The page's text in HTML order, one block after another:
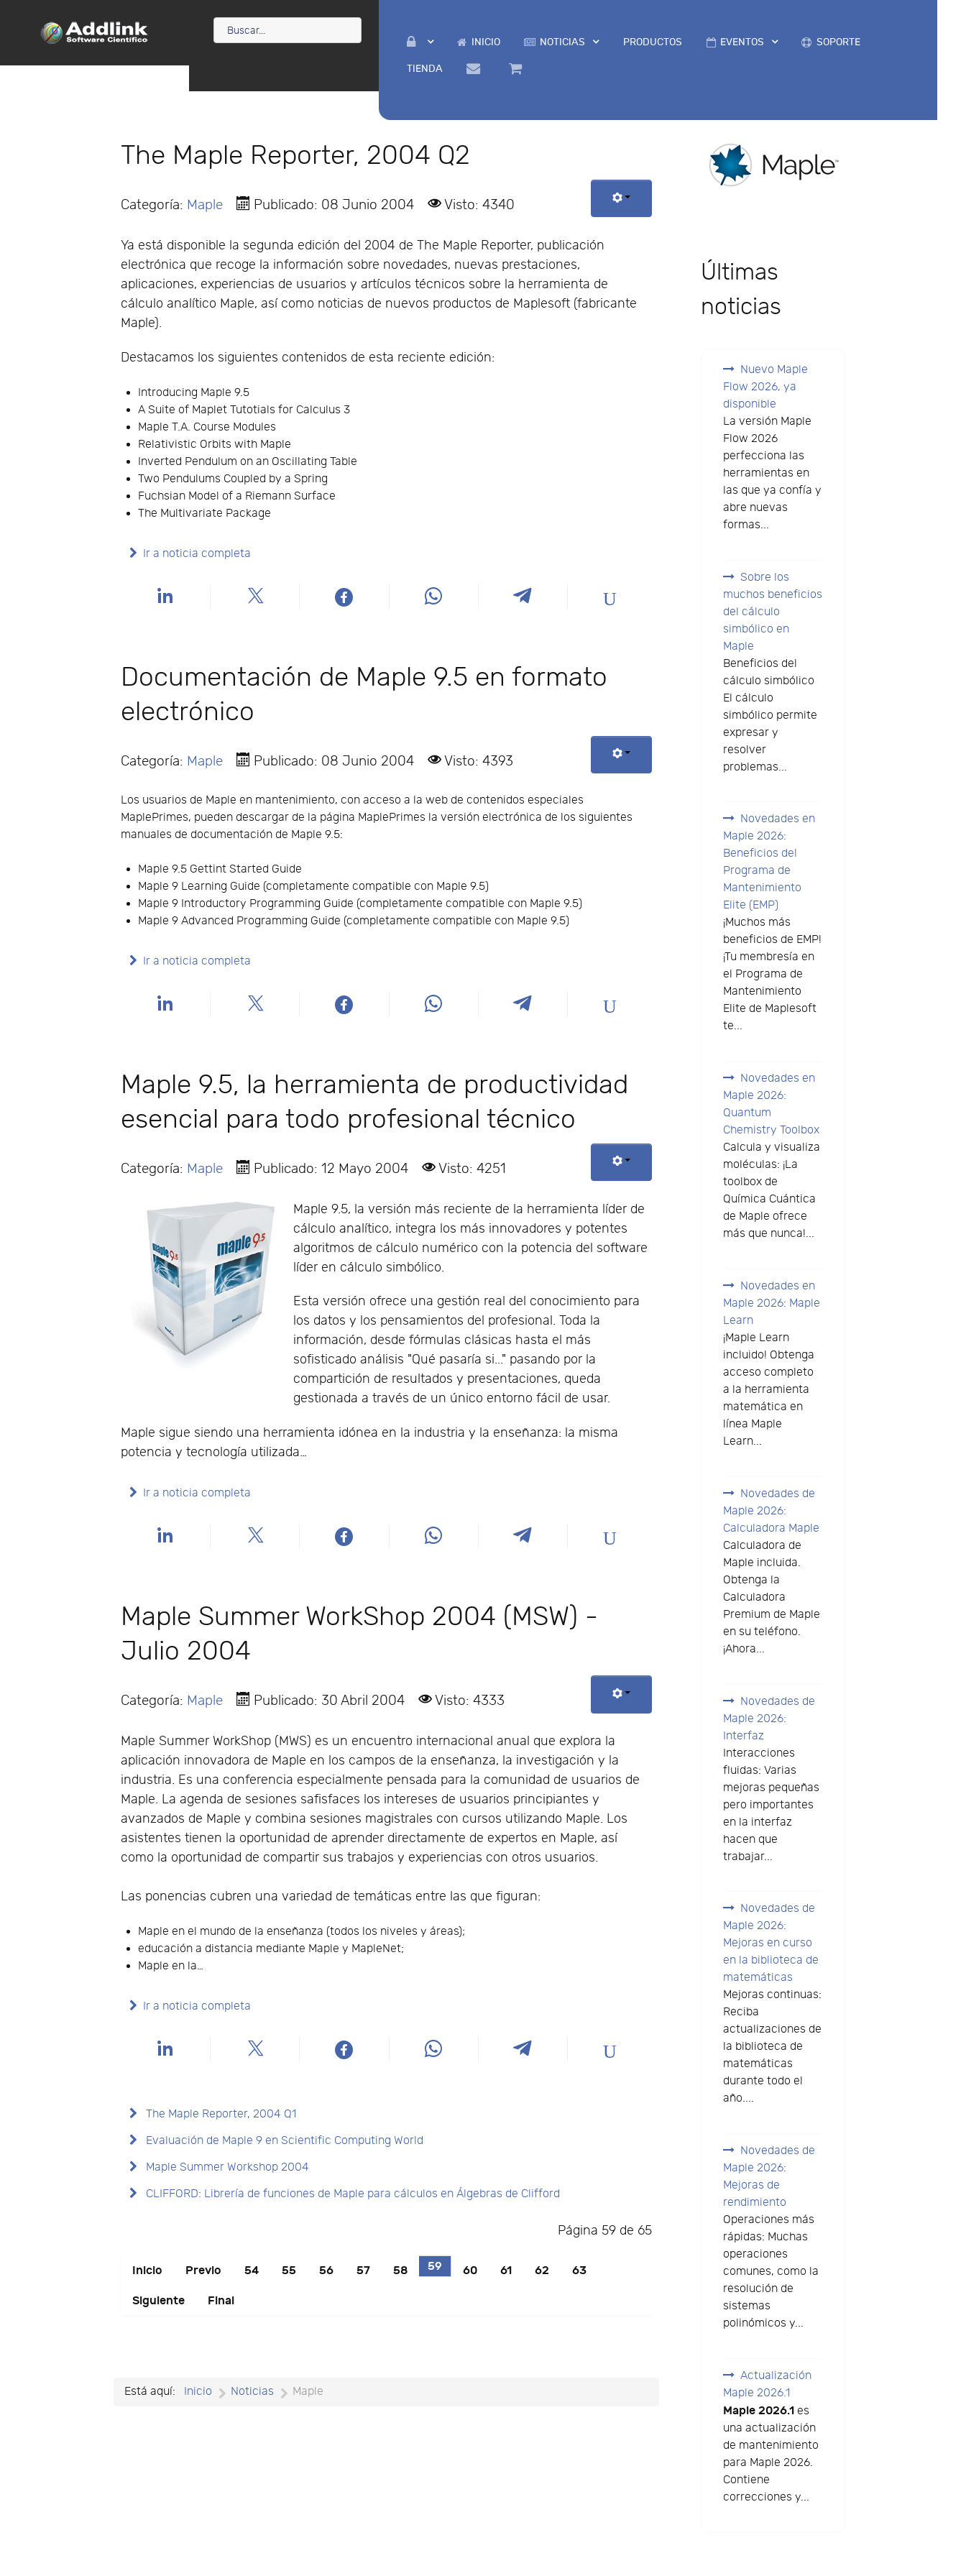
INICIO NOTICIAS PRODUCTOS EVENTOS SOPORTE
TIENDA
The Maple Reporter, 2004 Q2
Categoría: Maple Publicado: 08 Junio 2004 Visto: 4340
Ya está disponible la segunda edición del 2004 de The Maple Reporter, publicación
electrónica que recoge la información sobre novedades, nuevas prestaciones,
aplicaciones, experiencias de usuarios y artículos técnicos sobre la herramienta de
cálculo analítico Maple, así como noticias de nuevos productos de Maplesoft (fabricante
Maple).
Destacamos los siguientes contenidos de esta reciente edición:
Introducing Maple 9.5
A Suite of Maplet Tutotials for Calculus 3
Maple T.A. Course Modules
Relativistic Orbits with Maple
Inverted Pendulum on an Oscillating Table
Two Pendulums Coupled by a Spring
Fuchsian Model of a Riemann Surface
The Multivariate Package
Ir a noticia completa
Documentación de Maple 9.5 en formato
electrónico
Categoría: Maple Publicado: 08 Junio 2004 Visto: 4393
Los usuarios de Maple en mantenimiento, con acceso a la web de contenidos especiales
MaplePrimes, pueden descargar de la página MaplePrimes la versión electrónica de los siguientes
manuales de documentación de Maple 9.5:
Maple 9.5 Gettint Started Guide
Maple 9 Learning Guide (completamente compatible con Maple 9.5)
Maple 9 Introductory Programming Guide (completamente compatible con Maple 9.5)
Maple 9 Advanced Programming Guide (completamente compatible con Maple 9.5)
Ir a noticia completa
Maple 9.5, la herramienta de productividad
esencial para todo profesional técnico
Categoría: Maple Publicado: 12 Mayo 2004 Visto: 4251
Maple 9.5, la versión más reciente de la herramienta líder de
cálculo analítico, integra los más innovadores y potentes
algoritmos de cálculo numérico con la potencia del software
líder en cálculo simbólico.
Esta versión ofrece una gestión real del conocimiento para
los datos y los pensamientos del profesional. Toda la
información, desde fórmulas clásicas hasta el más
sofisticado análisis "Qué pasaría si..." pasando por la
compartición de resultados y presentaciones, queda
gestionada a través de un único entorno fácil de usar.
Maple sigue siendo una herramienta idónea en la industria y la enseñanza: la misma
potencia y tecnología utilizada…
Ir a noticia completa
Maple Summer WorkShop 2004 (MSW) -
Julio 2004
Categoría: Maple Publicado: 30 Abril 2004 Visto: 4333
Maple Summer WorkShop (MWS) es un encuentro internacional anual que explora la
aplicación innovadora de Maple en los campos de la enseñanza, la investigación y la
industria. Es una conferencia especialmente pensada para la comunidad de usuarios de
Maple. La agenda de sesiones safisfaces los intereses de usuarios principiantes y
avanzados de Maple y combina sesiones magistrales con cursos utilizando Maple. Los
asistentes tienen la oportunidad de aprender directamente de expertos en Maple, así
como la oportunidad de compartir sus trabajos y experiencias con otros usuarios.
Las ponencias cubren una variedad de temáticas entre las que figuran:
Maple en el mundo de la enseñanza (todos los niveles y áreas);
educación a distancia mediante Maple y MapleNet;
Maple en la…
Ir a noticia completa
The Maple Reporter, 2004 Q1
Evaluación de Maple 9 en Scientific Computing World
Maple Summer Workshop 2004
CLIFFORD: Librería de funciones de Maple para cálculos en Álgebras de Clifford
Página 59 de 65
Inicio Previo 54 55 56 57 58 59 60 61 62 63
Siguiente Final
Está aquí: Inicio Noticias Maple
Últimas
noticias
Nuevo Maple
Flow 2026, ya
disponible
La versión Maple
Flow 2026
perfecciona las
herramientas en
las que ya confía y
abre nuevas
formas...
Sobre los
muchos beneficios
del cálculo
simbólico en
Maple
Beneficios del
cálculo simbólico
El cálculo
simbólico permite
expresar y
resolver
problemas...
Novedades en
Maple 2026:
Beneficios del
Programa de
Mantenimiento
Elite (EMP)
¡Muchos más
beneficios de EMP!
¡Tu membresía en
el Programa de
Mantenimiento
Elite de Maplesoft
te...
Novedades en
Maple 2026:
Quantum
Chemistry Toolbox
Calcula y visualiza
moléculas: ¡La
toolbox de
Química Cuántica
de Maple ofrece
más que nunca!...
Novedades en
Maple 2026: Maple
Learn
¡Maple Learn
incluido! Obtenga
acceso completo
a la herramienta
matemática en
línea Maple
Learn...
Novedades de
Maple 2026:
Calculadora Maple
Calculadora de
Maple incluida.
Obtenga la
Calculadora
Premium de Maple
en su teléfono.
¡Ahora...
Novedades de
Maple 2026:
Interfaz
Interacciones
fluidas: Varias
mejoras pequeñas
pero importantes
en la interfaz
hacen que
trabajar...
Novedades de
Maple 2026:
Mejoras en curso
en la biblioteca de
matemáticas
Mejoras continuas:
Reciba
actualizaciones de
la biblioteca de
matemáticas
durante todo el
año....
Novedades de
Maple 2026:
Mejoras de
rendimiento
Operaciones más
rápidas: Muchas
operaciones
comunes, como la
resolución de
sistemas
polinómicos y...
Actualización
Maple 2026.1
Maple 2026.1es
una actualización
de mantenimiento
para Maple 2026.
Contiene
correcciones y...